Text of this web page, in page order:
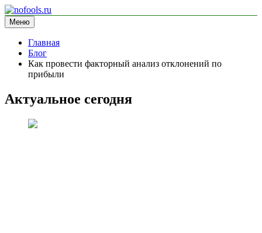
Перейти
к
содержимому
nofools.ru
блог про менеджмент
Меню
Главная
Блог
Как провести факторный анализ отклонений по
прибыли
Актуальное сегодня